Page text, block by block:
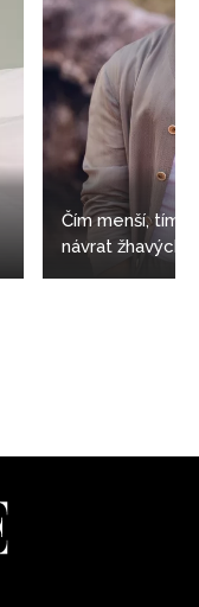
Extra s.r.o.a
s.r.o. bude s
a
Čím menší, tím
návrat žhavých